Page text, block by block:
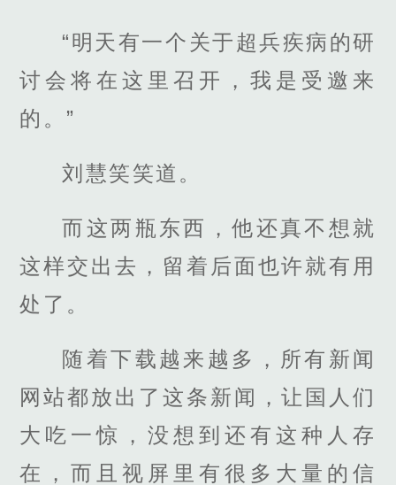
“明天有一个关于超兵疾病的研
讨会将在这里召开，我是受邀来
的。”
刘慧笑笑道。
而这两瓶东西，他还真不想就
这样交出去，留着后面也许就有用
处了。
随着下载越来越多，所有新闻
网站都放出了这条新闻，让国人们
大吃一惊，没想到还有这种人存
在，而且视屏里有很多大量的信